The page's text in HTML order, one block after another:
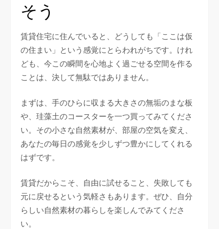
そう
賃貸住宅に住んでいると、どうしても「ここは仮
の住まい」という感覚にとらわれがちです。けれ
ども、今この瞬間を心地よく過ごせる空間を作る
ことは、決して無駄ではありません。
まずは、手のひらに収まる大きさの無垢のまな板
や、珪藻土のコースターを一つ買ってみてくださ
い。その小さな自然素材が、部屋の空気を変え、
あなたの毎日の感覚を少しずつ豊かにしてくれる
はずです。
賃貸だからこそ、自由に試せること、失敗しても
元に戻せるという気軽さもあります。ぜひ、自分
らしい自然素材の暮らしを楽しんでみてくださ
い。